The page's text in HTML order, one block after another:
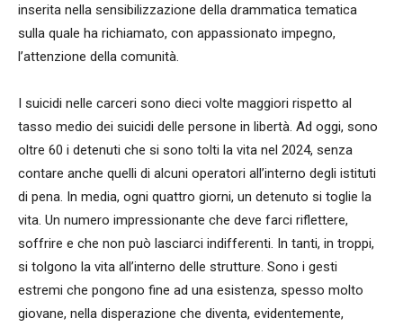
inserita nella sensibilizzazione della drammatica tematica
sulla quale ha richiamato, con appassionato impegno,
l’attenzione della comunità.
I suicidi nelle carceri sono dieci volte maggiori rispetto al
tasso medio dei suicidi delle persone in libertà. Ad oggi, sono
oltre 60 i detenuti che si sono tolti la vita nel 2024, senza
contare anche quelli di alcuni operatori all’interno degli istituti
di pena. In media, ogni quattro giorni, un detenuto si toglie la
vita. Un numero impressionante che deve farci riflettere,
soffrire e che non può lasciarci indifferenti. In tanti, in troppi,
si tolgono la vita all’interno delle strutture. Sono i gesti
estremi che pongono fine ad una esistenza, spesso molto
giovane, nella disperazione che diventa, evidentemente,